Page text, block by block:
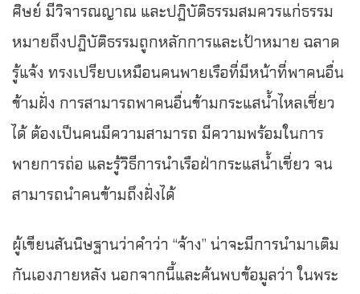
ศิษย์ มีวิจารณญาณ และปฏิบัติธรรมสมควรแก่ธรรม
หมายถึงปฏิบัติธรรมถูกหลักการและเป้าหมาย ฉลาด
รู้แจ้ง ทรงเปรียบเหมือนคนพายเรือที่มีหน้าที่พาคนอื่น
ข้ามฝั่ง การสามารถพาคนอื่นข้ามกระแสน้ำไหลเชี่ยว
ได้ ต้องเป็นคนมีความสามารถ มีความพร้อมในการ
พายการถ่อ และรู้วิธีการนำเรือฝ่ากระแสน้ำเชี่ยว จน
สามารถนำคนข้ามถึงฝั่งได้
ผู้เขียนสันนิษฐานว่าคำว่า “จ้าง” น่าจะมีการนำมาเติม
กันเองภายหลัง นอกจากนี้และค้นพบข้อมูลว่า ในพระ